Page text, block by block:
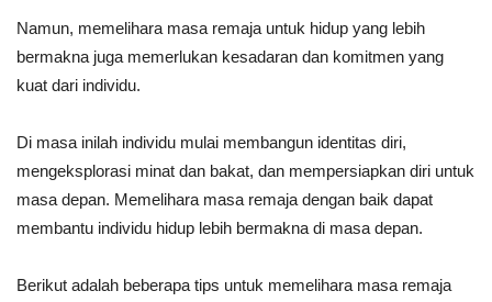
Namun, memelihara masa remaja untuk hidup yang lebih
bermakna juga memerlukan kesadaran dan komitmen yang
kuat dari individu.
Di masa inilah individu mulai membangun identitas diri,
mengeksplorasi minat dan bakat, dan mempersiapkan diri untuk
masa depan. Memelihara masa remaja dengan baik dapat
membantu individu hidup lebih bermakna di masa depan.
Berikut adalah beberapa tips untuk memelihara masa remaja